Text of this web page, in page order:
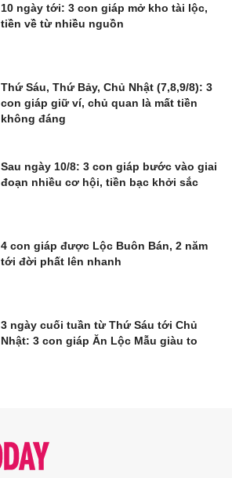
10 ngày tới: 3 con giáp mở kho tài lộc,
tiền về từ nhiều nguồn
Thứ Sáu, Thứ Bảy, Chủ Nhật (7,8,9/8): 3
con giáp giữ ví, chủ quan là mất tiền
không đáng
Sau ngày 10/8: 3 con giáp bước vào giai
đoạn nhiều cơ hội, tiền bạc khởi sắc
4 con giáp được Lộc Buôn Bán, 2 năm
tới đời phất lên nhanh
3 ngày cuối tuần từ Thứ Sáu tới Chủ
Nhật: 3 con giáp Ăn Lộc Mẫu giàu to